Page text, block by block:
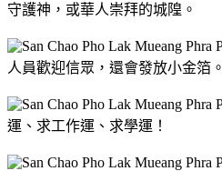
守護神，或華人崇拜的城隍。
人員歡迎信眾，還會發放小金箔。
運、求工作運、求學運！